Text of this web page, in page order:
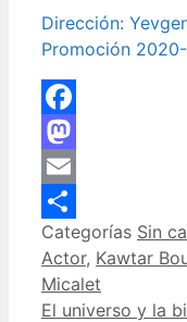
Dirección:
Promoción
Facebook
Mastodon
Email
Compartir
Categorías Sin
Actor, Kawtar
Micalet
El universo y la